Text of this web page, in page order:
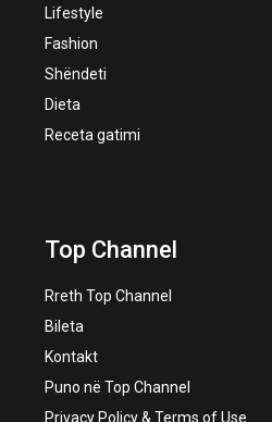
Lifestyle
Fashion
Shëndeti
Dieta
Receta gatimi
Top Channel
Rreth Top Channel
Bileta
Kontakt
Puno në Top Channel
Privacy Policy & Terms of Use